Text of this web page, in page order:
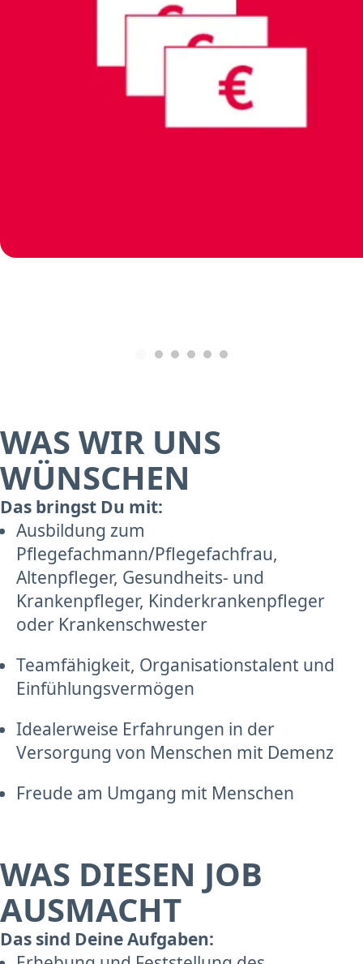
WAS WIR UNS
WÜNSCHEN
Das bringst Du mit:
Ausbildung zum
Pflegefachmann/Pflegefachfrau,
Altenpfleger, Gesundheits- und
Krankenpfleger, Kinderkrankenpfleger
oder Krankenschwester
Teamfähigkeit, Organisationstalent und
Einfühlungsvermögen
Idealerweise Erfahrungen in der
Versorgung von Menschen mit Demenz
Freude am Umgang mit Menschen
WAS DIESEN JOB
AUSMACHT
Das sind Deine Aufgaben: